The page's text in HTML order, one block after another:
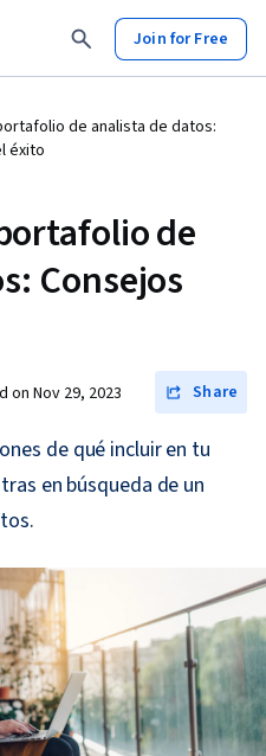
Join for Free
de analista de datos:
éxito
de
Consejos
onNov 29, 2023 Share
de qué incluir en tu
en búsqueda de un